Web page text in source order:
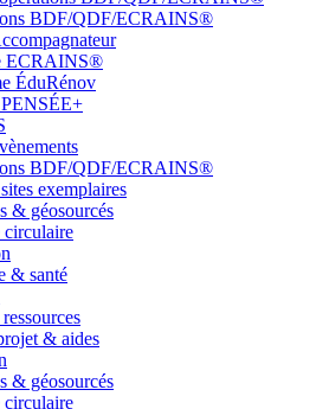
BDF/QDF/ECRAINS®
ECRAINS®
ÉduRénov
BDF/QDF/ECRAINS®
exemplaires
& géosourcés
circulaire
& santé
& aides
& géosourcés
circulaire